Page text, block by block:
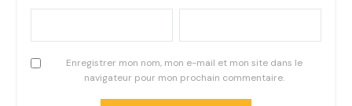
Enregistrer mon nom, mon e-mail et mon site dans le
navigateur pour mon prochain commentaire.